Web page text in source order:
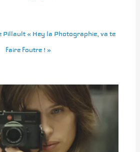
Pillault « Hey la Photographie, va te
faire foutre ! »